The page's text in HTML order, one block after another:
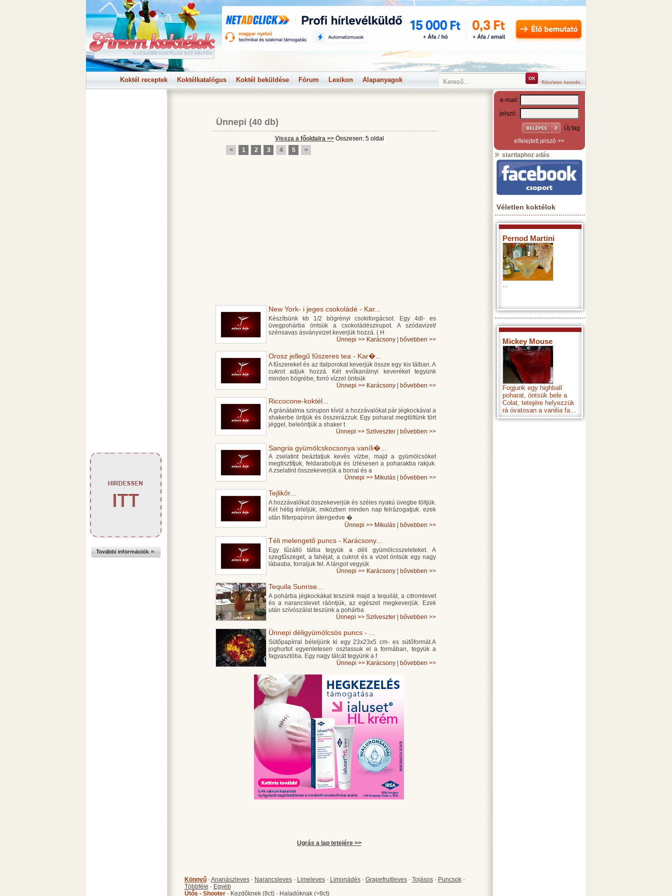
Koktél receptek Koktélkatalógus Koktél beküldése Fórum Lexikon Alapanyagok Részletes keresés...
Ünnepi (40 db)
Vissza a főoldalra >>Összesen: 5 oldal
<
1 2 3 4 5 >
New York- i jeges csokoládé - Kar...
Készítsünk kb 1/2 bögrényi csokiforgácsot. Egy 4dl- es
üvegpohárba öntsük a csokoládészirupot. A szódavizet/
szénsavas ásványvizet keverjük hozzá. ( H
Ünnepi >> Karácsony bővebben >>
Orosz jellegű fűszeres tea - Kar�...
A fűszereket és az italporokat keverjük össze egy kis tálban. A
cukrot adjuk hozzá. Két evőkanálnyi keveréket tegyünk
minden bögrébe, forró vízzel öntsük
Ünnepi >> Karácsony bővebben >>
Riccocone-koktél...
A gránátalma szirupon kívül a hozzávalókat pár jégkockával a
shakerbe öntjük és összerázzuk. Egy poharat megtöltünk tört
jéggel, beleöntjük a shaker t
Ünnepi >> Szilveszter bővebben >>
Sangria gyümölcskocsonya vaníli�...
A zselatint beáztatjuk kevés vízbe, majd a gyümölcsöket
megtisztítjuk, feldaraboljuk és ízlésesen a poharakba rakjuk.
A zselatint összekeverjük a borral és a
Ünnepi >> Mikulás bővebben >>
Tejlikőr...
A hozzávalókat összekeverjük és széles nyakú üvegbe töltjük.
Két hétig érleljük, miközben minden nap felrázogatjuk. ezek
után filterpapíron átengedve �
Ünnepi >> Mikulás bővebben >>
Téli melengető puncs - Karácsony...
Egy tűzálló tálba tegyük a déli gyümölcsszeleteket. A
szegfűszeget, a fahéjat, a cukrot és a vizet öntsük egy nagy
lábasba, forraljuk fel. A lángot vegyük
Ünnepi >> Karácsony bővebben >>
Tequila Sunrise...
A pohárba jégkockákat teszünk majd a tequilát, a citromlevet
és a narancslevet ráöntjük, az egészet megkeverjük. Ezek
után szívószálat teszünk a pohárba
Ünnepi >> Szilveszter bővebben >>
Ünnepi déligyümölcsös puncs - ...
Sütőpapírral béleljünk ki egy 23x23x5 cm- es sütőformát.A
joghurtot egyenletesen oszlassuk el a formában, tegyük a
fagyasztóba. Egy nagy tálcát tegyünk a f
Ünnepi >> Karácsony bővebben >>
Ugrás a lap tetejére >>
Könnyű-Ananászleves- Narancsleves- Limeleves- Limonádés- Grapefruitleves- Tojásos- Puncsok-
Többféle - Egyéb
Ütős - Shooter- Kezdőknek (8ct)- Haladóknak (>8ct)
e-mail:
jelszó:
Új tag
elfelejtett jelszó >>
startlaphoz adás
Véletlen koktélok
Pernod Martini
...
Mickey Mouse
Fogjunk egy highball
poharat, öntsük bele a
Colat, tetejére helyezzük
rá óvatosan a vanilia fa...